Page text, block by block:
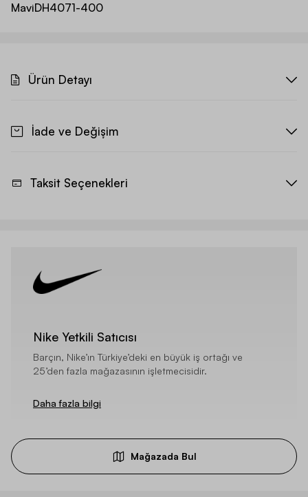
MaviDH4071-400
Ürün Detayı
İade ve Değişim
Taksit Seçenekleri
Nike Yetkili Satıcısı
Barçın, Nike’ın Türkiye’deki en büyük iş ortağı ve
25’den fazla mağazasının işletmecisidir.
Daha fazla bilgi
Mağazada Bul